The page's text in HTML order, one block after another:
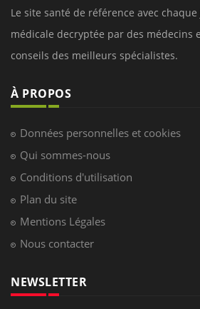
Le site santé de référence avec
médicale decryptée par des médecins
conseils des meilleurs spécialistes.
À PROPOS
Données personnelles et cookies
Qui sommes-nous
Conditions d'utilisation
Plan du site
Mentions Légales
Nous contacter
NEWSLETTER